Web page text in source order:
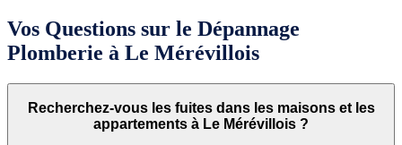
Vos Questions sur le Dépannage
Plomberie à Le Mérévillois
Recherchez-vous les fuites dans les maisons et les
appartements à Le Mérévillois ?